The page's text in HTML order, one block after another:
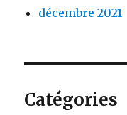
décembre 2021
Catégories